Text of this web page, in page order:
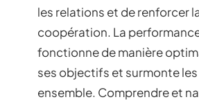
les relations et de renforcer
coopération. La
fonctionne de manière
ses objectifs et surmonte
ensemble. Comprendre et